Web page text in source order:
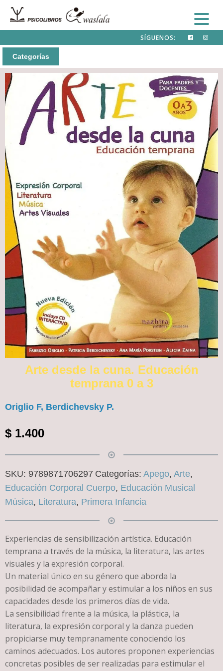
SÍGUENOS:
Categorías
Arte desde la cuna. Educación
temprana 0 a 3
Origlio F, Berdichevsky P.
$ 1.400
SKU: 9789871706297 Categorías: Apego, Arte,
Educación Corporal Cuerpo, Educación Musical
Música, Literatura, Primera Infancia
Experiencias de sensibilización artística. Educación
temprana a través de la música, la literatura, las artes
visuales y la expresión corporal.
Un material único en su género que aborda la
posibilidad de acompañar y estimular a los niños en sus
capacidades desde los primeros días de vida.
La sensibilidad frente a la música, la plástica, la
literatura, la expresión corporal y la danza pueden
propiciarse muy tempranamente conociendo los
caminos adecuados. Los autores proponen experiencias
concretas posibles de ser realizadas para estimular el